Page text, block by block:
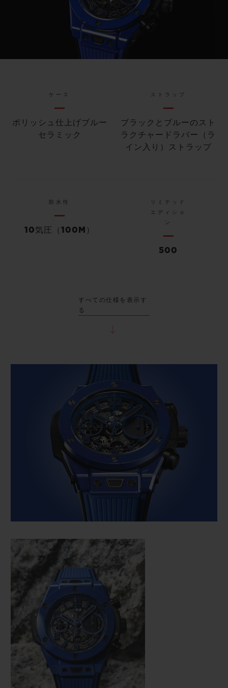
Play
ケース
ポリッシュ仕上げブルー
セラミック
ストラップ
ブラックとブルーのスト
ラクチャードラバー（ラ
イン入り）ストラップ
防水性
10気圧（100M）
リミテッド
エディショ
ン
500
すべての仕様を表示す
る